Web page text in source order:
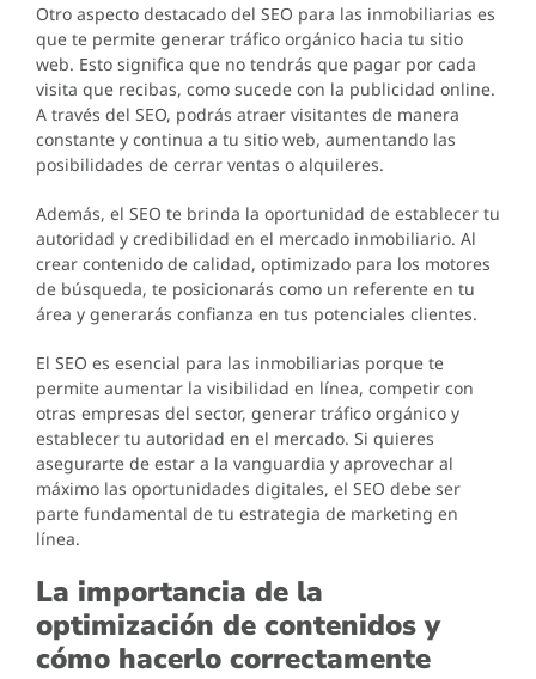
Otro aspecto destacado del SEO para las inmobiliarias es
que te permite generar tráfico orgánico hacia tu sitio
web. Esto significa que no tendrás que pagar por cada
visita que recibas, como sucede con la publicidad online.
A través del SEO, podrás atraer visitantes de manera
constante y continua a tu sitio web, aumentando las
posibilidades de cerrar ventas o alquileres.
Además, el SEO te brinda la oportunidad de establecer tu
autoridad y credibilidad en el mercado inmobiliario. Al
crear contenido de calidad, optimizado para los motores
de búsqueda, te posicionarás como un referente en tu
área y generarás confianza en tus potenciales clientes.
El SEO es esencial para las inmobiliarias porque te
permite aumentar la visibilidad en línea, competir con
otras empresas del sector, generar tráfico orgánico y
establecer tu autoridad en el mercado. Si quieres
asegurarte de estar a la vanguardia y aprovechar al
máximo las oportunidades digitales, el SEO debe ser
parte fundamental de tu estrategia de marketing en
línea.
La importancia de la
optimización de contenidos y
cómo hacerlo correctamente